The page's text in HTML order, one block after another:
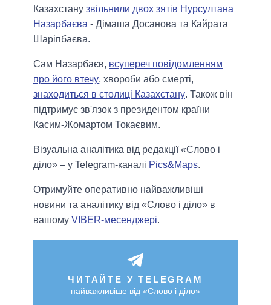
Казахстану звільнили двох зятів Нурсултана
Назарбаєва - Дімаша Досанова та Кайрата
Шаріпбаєва.
Сам Назарбаєв, всупереч повідомленням
про його втечу, хвороби або смерті,
знаходиться в столиці Казахстану. Також він
підтримує зв'язок з президентом країни
Касим-Жомартом Токаєвим.
Візуальна аналітика від редакції «Слово і
діло» – у Telegram-каналі Pics&Maps.
Отримуйте оперативно найважливіші
новини та аналітику від «Слово і діло» в
вашому VIBER-месенджері.
ЧИТАЙТЕ У TELEGRAM
найважливіше від «Слово і діло»